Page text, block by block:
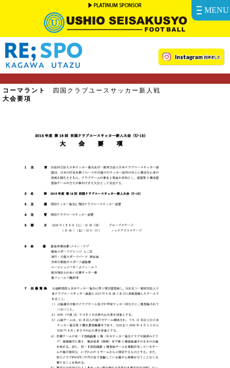
コーマラント
四国クラブユースサッカー新人戦
大会要項
MENU